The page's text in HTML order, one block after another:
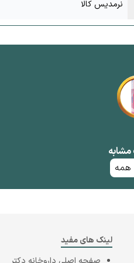
نرمدیس کالا
همه
لینک های مفید